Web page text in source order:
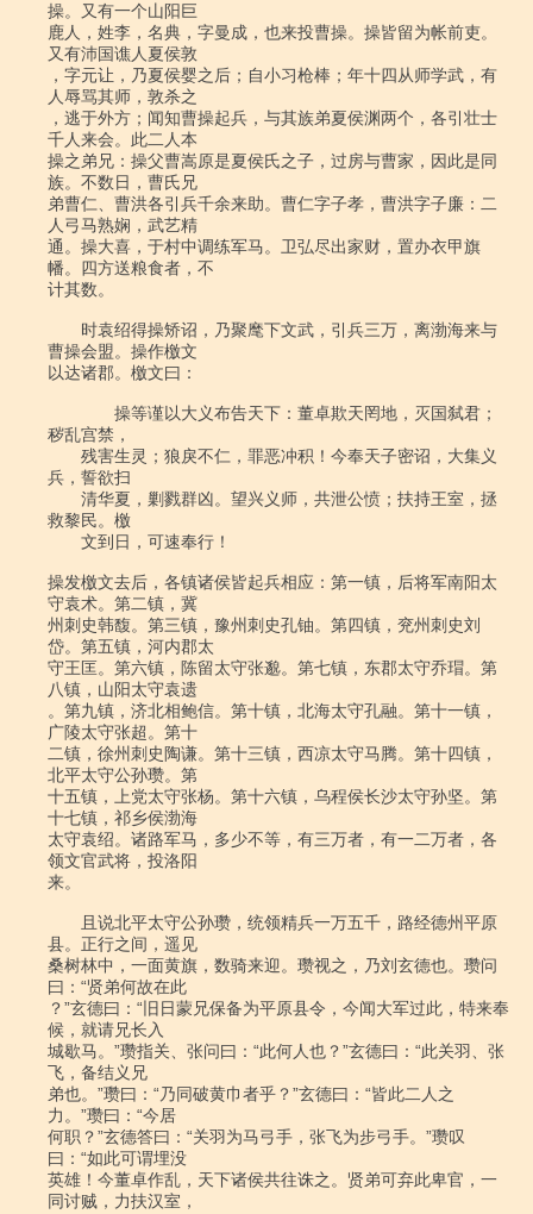
操。又有一个山阳巨
鹿人，姓李，名典，字曼成，也来投曹操。操皆留为帐前吏。
又有沛国谯人夏侯敦
，字元让，乃夏侯婴之后；自小习枪棒；年十四从师学武，有
人辱骂其师，敦杀之
，逃于外方；闻知曹操起兵，与其族弟夏侯渊两个，各引壮士
千人来会。此二人本
操之弟兄：操父曹嵩原是夏侯氏之子，过房与曹家，因此是同
族。不数日，曹氏兄
弟曹仁、曹洪各引兵千余来助。曹仁字子孝，曹洪字子廉：二
人弓马熟娴，武艺精
通。操大喜，于村中调练军马。卫弘尽出家财，置办衣甲旗
幡。四方送粮食者，不
计其数。
时袁绍得操矫诏，乃聚麾下文武，引兵三万，离渤海来与
曹操会盟。操作檄文
以达诸郡。檄文曰：
操等谨以大义布告天下：董卓欺天罔地，灭国弑君；
秽乱宫禁，
残害生灵；狼戾不仁，罪恶冲积！今奉天子密诏，大集义
兵，誓欲扫
清华夏，剿戮群凶。望兴义师，共泄公愤；扶持王室，拯
救黎民。檄
文到日，可速奉行！
操发檄文去后，各镇诸侯皆起兵相应：第一镇，后将军南阳太
守袁术。第二镇，冀
州刺史韩馥。第三镇，豫州刺史孔铀。第四镇，兖州刺史刘
岱。第五镇，河内郡太
守王匡。第六镇，陈留太守张邈。第七镇，东郡太守乔瑁。第
八镇，山阳太守袁遗
。第九镇，济北相鲍信。第十镇，北海太守孔融。第十一镇，
广陵太守张超。第十
二镇，徐州刺史陶谦。第十三镇，西凉太守马腾。第十四镇，
北平太守公孙瓒。第
十五镇，上党太守张杨。第十六镇，乌程侯长沙太守孙坚。第
十七镇，祁乡侯渤海
太守袁绍。诸路军马，多少不等，有三万者，有一二万者，各
领文官武将，投洛阳
来。
且说北平太守公孙瓒，统领精兵一万五千，路经德州平原
县。正行之间，遥见
桑树林中，一面黄旗，数骑来迎。瓒视之，乃刘玄德也。瓒问
曰：“贤弟何故在此
？”玄德曰：“旧日蒙兄保备为平原县令，今闻大军过此，特来奉
候，就请兄长入
城歇马。”瓒指关、张问曰：“此何人也？”玄德曰：“此关羽、张
飞，备结义兄
弟也。”瓒曰：“乃同破黄巾者乎？”玄德曰：“皆此二人之
力。”瓒曰：“今居
何职？”玄德答曰：“关羽为马弓手，张飞为步弓手。”瓒叹
曰：“如此可谓埋没
英雄！今董卓作乱，天下诸侯共往诛之。贤弟可弃此卑官，一
同讨贼，力扶汉室，